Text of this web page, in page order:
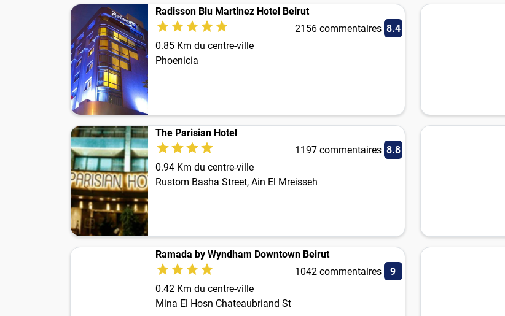
Radisson Blu Martinez Hotel Beirut
2156 commentaires 8.4
0.85 Km du centre-ville
Phoenicia
The Parisian Hotel
1197 commentaires 8.8
0.94 Km du centre-ville
Rustom Basha Street, Ain El Mreisseh
Ramada by Wyndham Downtown Beirut
1042 commentaires
9
0.42 Km du centre-ville
Mina El Hosn Chateaubriand St